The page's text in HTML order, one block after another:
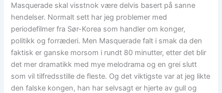
Masquerade skal visstnok være delvis basert på sanne
hendelser. Normalt sett har jeg problemer med
periodefilmer fra Sør-Korea som handler om konger,
politikk og forræderi. Men Masquerade falt i smak da den
faktisk er ganske morsom i rundt 80 minutter, etter det blir
det mer dramatikk med mye melodrama og en grei slutt
som vil tilfredsstille de fleste. Og det viktigste var at jeg likte
den falske kongen, han har selvsagt er hjerte av gull og